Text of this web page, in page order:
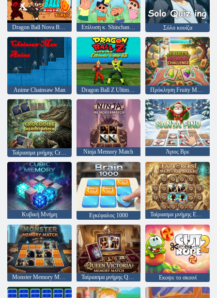
Dragon Ball Nova Burst Επίλυση κ. Shinchan Crayon Σόλο κουίζα
Anime Chainsaw Man Dragon Ball Z Ultimate Battle 22 Πρόκληση Fruity Memory
Ninja Memory Match Άγιος Βρε
Κυβική Μνήμη Εγκέφαλος 1000 Ταίριασμα μνήμης Explorers
Monster Memory Match Ταίριασμα μνήμης Queen Victoria Εκοψε το σκοινί